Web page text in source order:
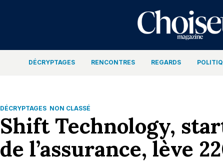
DÉCRYPTAGES RENCONTRES REGARDS
DÉCRYPTAGES NON CLASSÉ
Shift Technology,
de l’assurance, lève